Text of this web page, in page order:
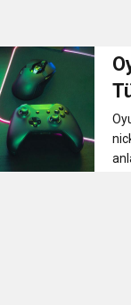
11:36 Hareketsiz
11:32 Dr. Öcük,